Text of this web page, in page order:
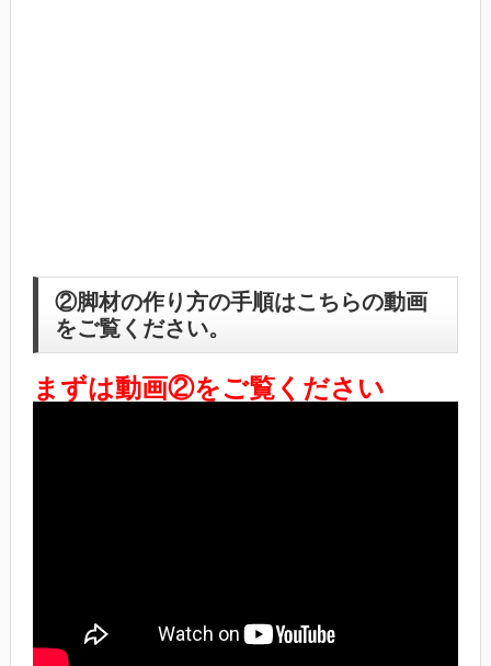
②脚材の作り方の手順はこちらの動画
をご覧ください。
まずは動画②をご覧ください